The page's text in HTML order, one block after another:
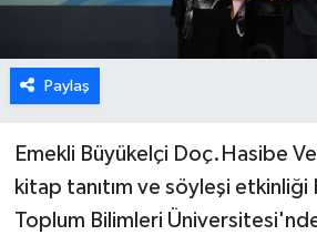
Paylaş
Emekli Büyükelçi Doç.Hasibe
kitap tanıtım ve söyleşi etkinliği
Toplum Bilimleri
GÜNEY KIBRIS
İÇ HABERLER
KÜLTÜR SANAT
LAPTA